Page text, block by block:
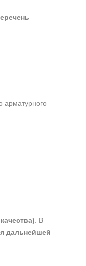
арматурного
. В
дальнейшей